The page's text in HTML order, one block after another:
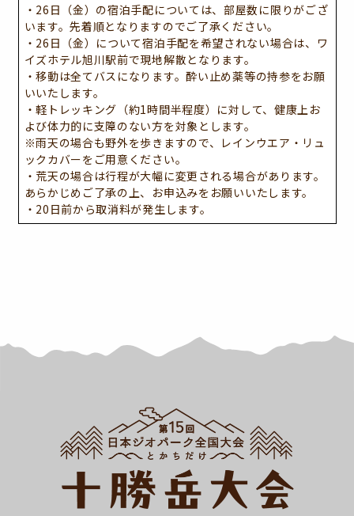
・26日（金）の宿泊手配については、部屋数に限りがござ
います。先着順となりますのでご了承ください。
・26日（金）について宿泊手配を希望されない場合は、ワ
イズホテル旭川駅前で現地解散となります。
・移動は全てバスになります。酔い止め薬等の持参をお願
いいたします。
・軽トレッキング（約1時間半程度）に対して、健康上お
よび体力的に支障のない方を対象とします。
※雨天の場合も野外を歩きますので、レインウエア・リュ
ックカバーをご用意ください。
・荒天の場合は行程が大幅に変更される場合があります。
あらかじめご了承の上、お申込みをお願いいたします。
・20日前から取消料が発生します。